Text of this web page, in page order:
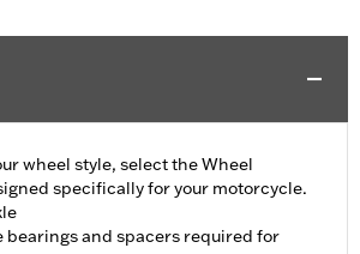
wheel style, select the Wheel
specifically for your motorcycle.
bearings and spacers required for